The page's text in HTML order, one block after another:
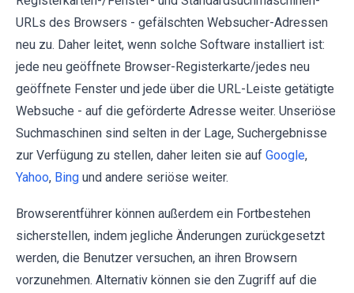
URLs des Browsers - gefälschten Websucher-Adressen
neu zu. Daher leitet, wenn solche Software installiert ist:
jede neu geöffnete Browser-Registerkarte/jedes neu
geöffnete Fenster und jede über die URL-Leiste getätigte
Websuche - auf die geförderte Adresse weiter. Unseriöse
Suchmaschinen sind selten in der Lage, Suchergebnisse
zur Verfügung zu stellen, daher leiten sie auf Google,
Yahoo, Bing und andere seriöse weiter.
Browserentführer können außerdem ein Fortbestehen
sicherstellen, indem jegliche Änderungen zurückgesetzt
werden, die Benutzer versuchen, an ihren Browsern
vorzunehmen. Alternativ können sie den Zugriff auf die